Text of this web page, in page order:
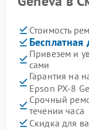
Стоимость
Бесплатная
Привезем и
сами
Гарантия на
Epson PX-8
Срочный
течении часа
Скидка для